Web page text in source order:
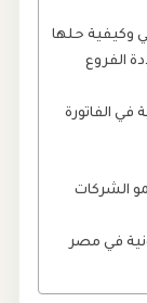
وكيفية حلها
الفروع
في الفاتورة
الشركات
في مصر